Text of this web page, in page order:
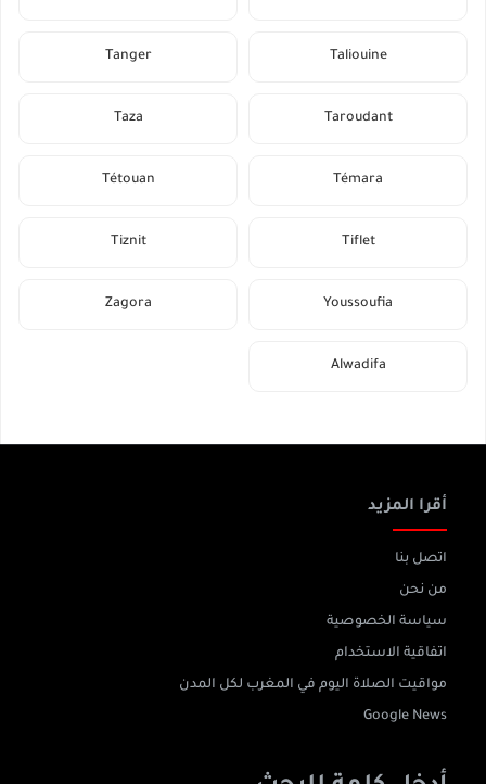
Taliouine
Tanger
Taroudant
Taza
Témara
Tétouan
Tiflet
Tiznit
Youssoufia
Zagora
Alwadifa
أقرا المزيد
اتصل بنا
من نحن
سياسة الخصوصية
اتفاقية الاستخدام
مواقيت الصلاة اليوم في المغرب لكل المدن
Google News